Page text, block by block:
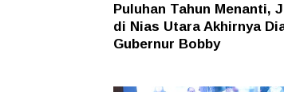
Puluhan Tahun Menanti,
di Nias Utara Akhirnya
Gubernur Bobby